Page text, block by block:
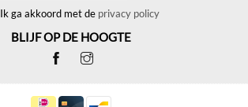
Ik ga akkoord met de privacy policy
BLIJF OP DE HOOGTE